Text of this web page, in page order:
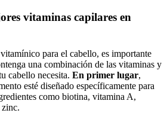
vitaminas capilares en
para el cabello, es importante
una combinación de las vitaminas y
cabello necesita. En primer lugar,
esté diseñado específicamente para
como biotina, vitamina A,